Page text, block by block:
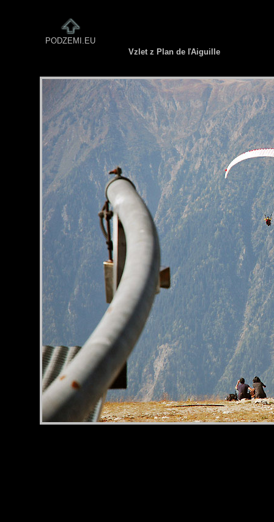
PODZEMI.EU
Vzlet z Plan de ľAiguille